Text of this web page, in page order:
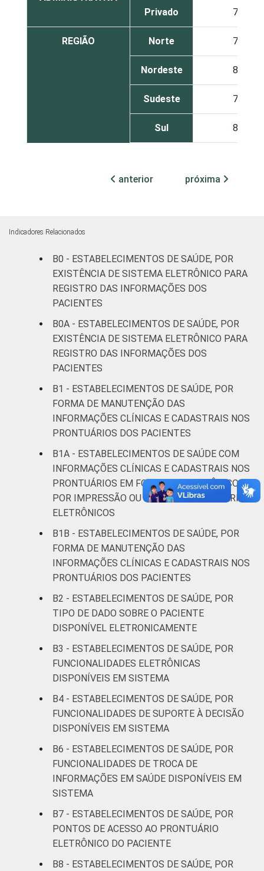
Privado 76
REGIÃO Norte 78
Nordeste 84
Sudeste 74
Sul 86
internação
(até 50
leitos)
85
internação
(mais de
50 leitos)
91
Serviço de
apoio à
diagnose e
terapia
IDENTIFICAÇÃO DE
UNIDADE BÁSICA
DE SAÚDE
UBS 86
Não UBS 76
LOCALIZAÇÃO
Interior
Fonte: CGI/NIC.br, Centro Regional de
Sociedade da Informação (Cetic.br),
Pesquisa sobre o uso das tecnologias de
informação e comunicação nos
estabelecimentos de saúde brasileiros – TIC
Saúde 2021. ¹Cada item apresentado se
refere apenas aos resultados da alternativa
anterior próxima
Indicadores Relacionados
B0 - ESTABELECIMENTOS DE SAÚDE, POR
EXISTÊNCIA DE SISTEMA ELETRÔNICO PARA
REGISTRO DAS INFORMAÇÕES DOS
PACIENTES
B0A - ESTABELECIMENTOS DE SAÚDE, POR
EXISTÊNCIA DE SISTEMA ELETRÔNICO PARA
REGISTRO DAS INFORMAÇÕES DOS
PACIENTES
B1 - ESTABELECIMENTOS DE SAÚDE, POR
FORMA DE MANUTENÇÃO DAS
INFORMAÇÕES CLÍNICAS E CADASTRAIS NOS
PRONTUÁRIOS DOS PACIENTES
B1A - ESTABELECIMENTOS DE SAÚDE COM
INFORMAÇÕES CLÍNICAS E CADASTRAIS NOS
PRONTUÁRIOS EM FORMATO ELETRÔNICO,
POR IMPRESSÃO OU NÃO DOS PRONTUÁRIOS
ELETRÔNICOS
B1B - ESTABELECIMENTOS DE SAÚDE, POR
FORMA DE MANUTENÇÃO DAS
INFORMAÇÕES CLÍNICAS E CADASTRAIS NOS
PRONTUÁRIOS DOS PACIENTES
B2 - ESTABELECIMENTOS DE SAÚDE, POR
TIPO DE DADO SOBRE O PACIENTE
DISPONÍVEL ELETRONICAMENTE
B3 - ESTABELECIMENTOS DE SAÚDE, POR
FUNCIONALIDADES ELETRÔNICAS
DISPONÍVEIS EM SISTEMA
B4 - ESTABELECIMENTOS DE SAÚDE, POR
FUNCIONALIDADES DE SUPORTE À DECISÃO
DISPONÍVEIS EM SISTEMA
B6 - ESTABELECIMENTOS DE SAÚDE, POR
FUNCIONALIDADES DE TROCA DE
INFORMAÇÕES EM SAÚDE DISPONÍVEIS EM
SISTEMA
B7 - ESTABELECIMENTOS DE SAÚDE, POR
PONTOS DE ACESSO AO PRONTUÁRIO
ELETRÔNICO DO PACIENTE
B8 - ESTABELECIMENTOS DE SAÚDE, POR